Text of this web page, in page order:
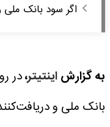
اگر سود بانک ملی
به گزارشاینتیتر،در
بانک ملی و